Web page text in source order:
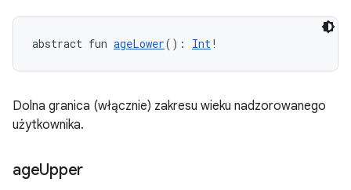
abstract fun ageLower(): Int!
Dolna granica (włącznie) zakresu wieku nadzorowanego
użytkownika.
ageUpper